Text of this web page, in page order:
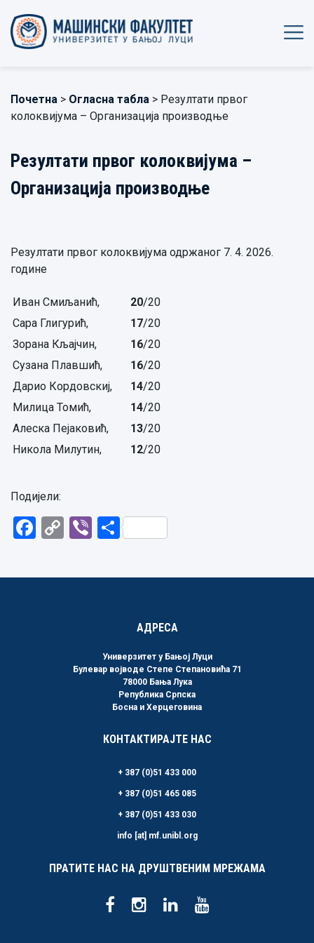
Почетна > Огласна табла > Резултати првог
колоквијума – Организација производње
Резултати првог колоквијума –
Организација производње
Резултати првог колоквијума одржаног 7. 4. 2026.
године
Иван Смиљанић, 20/20
Сара Глигурић,
17/20
Зорана Кљајчин,
16/20
Сузана Плавшић,
16/20
Дарио Кордовскиј,
14/20
Милица Томић,
14/20
Алеска Пејаковић,
13/20
Никола Милутин,
12/20
Подијели:
Facebook
CopyViberShare
АДРЕСА
Универзитет у Бањој Луци
Булевар војводе Степе Степановића 71
78000 Бања Лука
Република Српска
Босна и Херцеговина
КОНТАКТИРАЈТЕ НАС
+ 387 (0)51 433 000
+ 387 (0)51 465 085
+ 387 (0)51 433 030
info [at] mf.unibl.org
ПРАТИТЕ НАС НА ДРУШТВЕНИМ МРЕЖАМА